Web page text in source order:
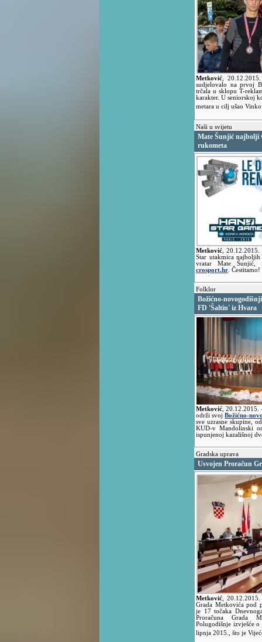
Metković
sudjelovalo na prvoj
trčala u sklopu T-
karakter. U seniorskoj
metara u cilj ušao
Naši u svijetu
Mate Šunjić najbolji
rukometa
Metković 20.12.2015.
Star utakmica
vratar Mate
crosport.hr . Čestitamo!
Folklor
Božićno-
FD 'Šaltin' iz Hvara
Metković ,20.12.2015.
održi svojBožićno-
sve uzrasne skupine,
KUD-v Mandolinski
ispunjenoj kazališnoj
Gradska uprava
Usvojen Proračun
Metković ,
Grada Metkovića pod
je 17 točaka
Proračuna Grada
Polugodišnje izvješće
lipnja 2015., što je